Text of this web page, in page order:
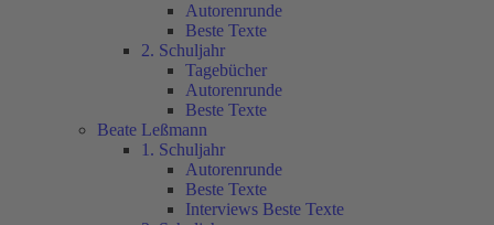
Autorenrunde
Beste Texte
2. Schuljahr
Tagebücher
Autorenrunde
Beste Texte
Beate Leßmann
1. Schuljahr
Autorenrunde
Beste Texte
Interviews Beste Texte